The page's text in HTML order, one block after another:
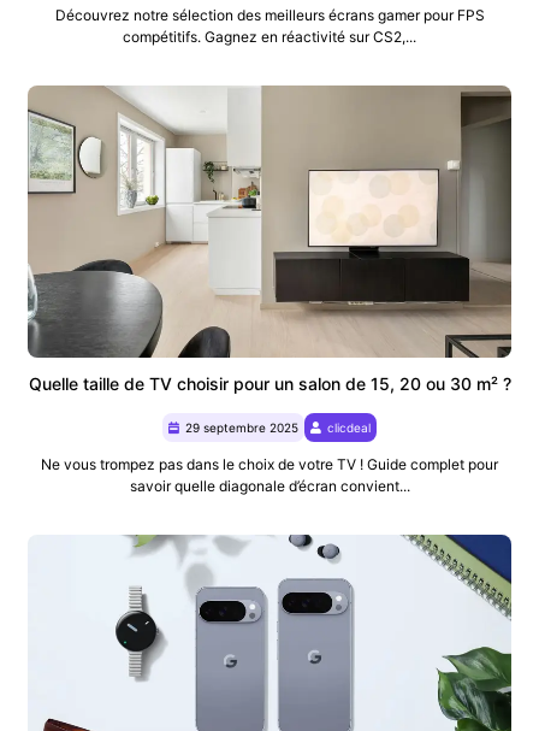
Découvrez notre sélection des meilleurs écrans gamer pour FPS
compétitifs. Gagnez en réactivité sur CS2,...
Quelle taille de TV choisir pour un salon de 15, 20 ou 30 m² ?
29 septembre 2025 clicdeal
Ne vous trompez pas dans le choix de votre TV ! Guide complet pour
savoir quelle diagonale d’écran convient...